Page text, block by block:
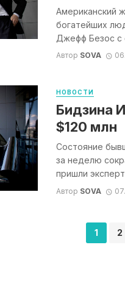
Американский
богатейших
Джефф Безос с
Автор SOVA
НОВОСТИ
Бидзина
$120 млн
Cостояние
за неделю
пришли
Автор SOVA
1 2